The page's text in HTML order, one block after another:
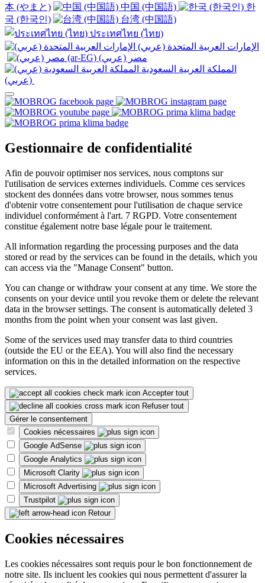
本 (やまと)
中国 (中国語)
한
국 (한국인)
台湾 (中国語)
ประเทศไทย (ไทย)
Gestionnaire de confidentialité
Afin de pouvoir optimiser nos services, nous comptons sur
l'utilisation de services externes individuels. Comme ces services
stockent des données dans votre browser, nous sommes tenus
d'obtenir votre consentement pour l'utilisation de chaque service
individuel conformément à l'art. 7 RGPD. Votre consentement
constitue également notre base légale pour le traitement.
All information regarding the processing purposes and the data
stored or read by the services can be found in the details, which you
can access via the "Manage Consent" button.
You can change or withdraw your consent at any time. We store the
consents on your device until you revoke them or delete the relevant
data in the browser settings. The consent is automatically deleted 3
months from the point when your consent was last given.
Some of the services used may transfer data to third countries
(outside the EU or the EEA). You will also find the necessary
information on this in the detailed information on the respective
services.
Accepter tout
Refuser tout
Gérer le consentement
Cookies nécessaires
Google AdSense
Google Analytics
Microsoft Clarity
Microsoft Advertising
Trustpilot
Retour
Cookies nécessaires
Les cookies nécessaires sont requis pour le bon fonctionnement de
notre site. Ils incluent les cookies qui nous permettent d'assurer la